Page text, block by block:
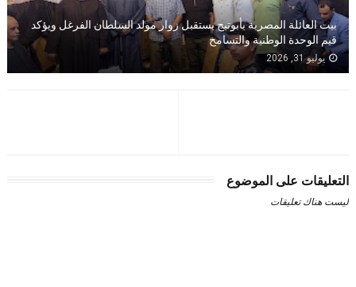
بيت العائلة المصرية بأبوتيج يستقبل زوار مولد السلطان الفرغل ويؤكد
قيم الوحدة الوطنية والتسامح
يوليو 31, 2026
التعليقات على الموضوع
ليست هناك تعليقات